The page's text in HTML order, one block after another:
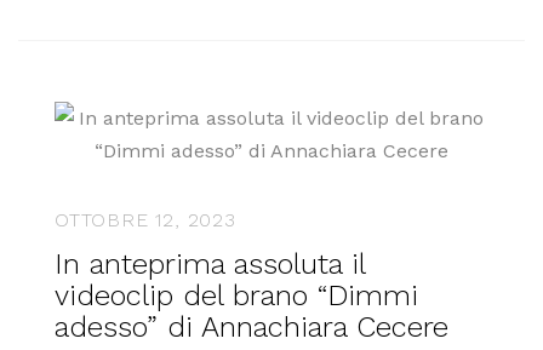
OTTOBRE 12, 2023
In anteprima assoluta il
videoclip del brano “Dimmi
adesso” di Annachiara Cecere